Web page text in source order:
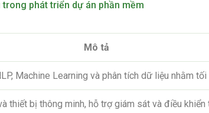
trong phát triển dự án phần mềm
Mô tả
Machine Learning và phân tích dữ liệu nhằm
thiết bị thông minh, hỗ trợ giám sát và điều khiển